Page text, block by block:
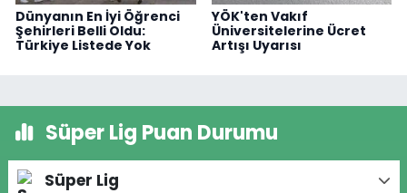
Dünyanın En İyi Öğrenci
Şehirleri Belli Oldu:
Türkiye Listede Yok
YÖK'ten Vakıf
Üniversitelerine Ücret
Artışı Uyarısı
Süper Lig Puan Durumu
Süper Lig